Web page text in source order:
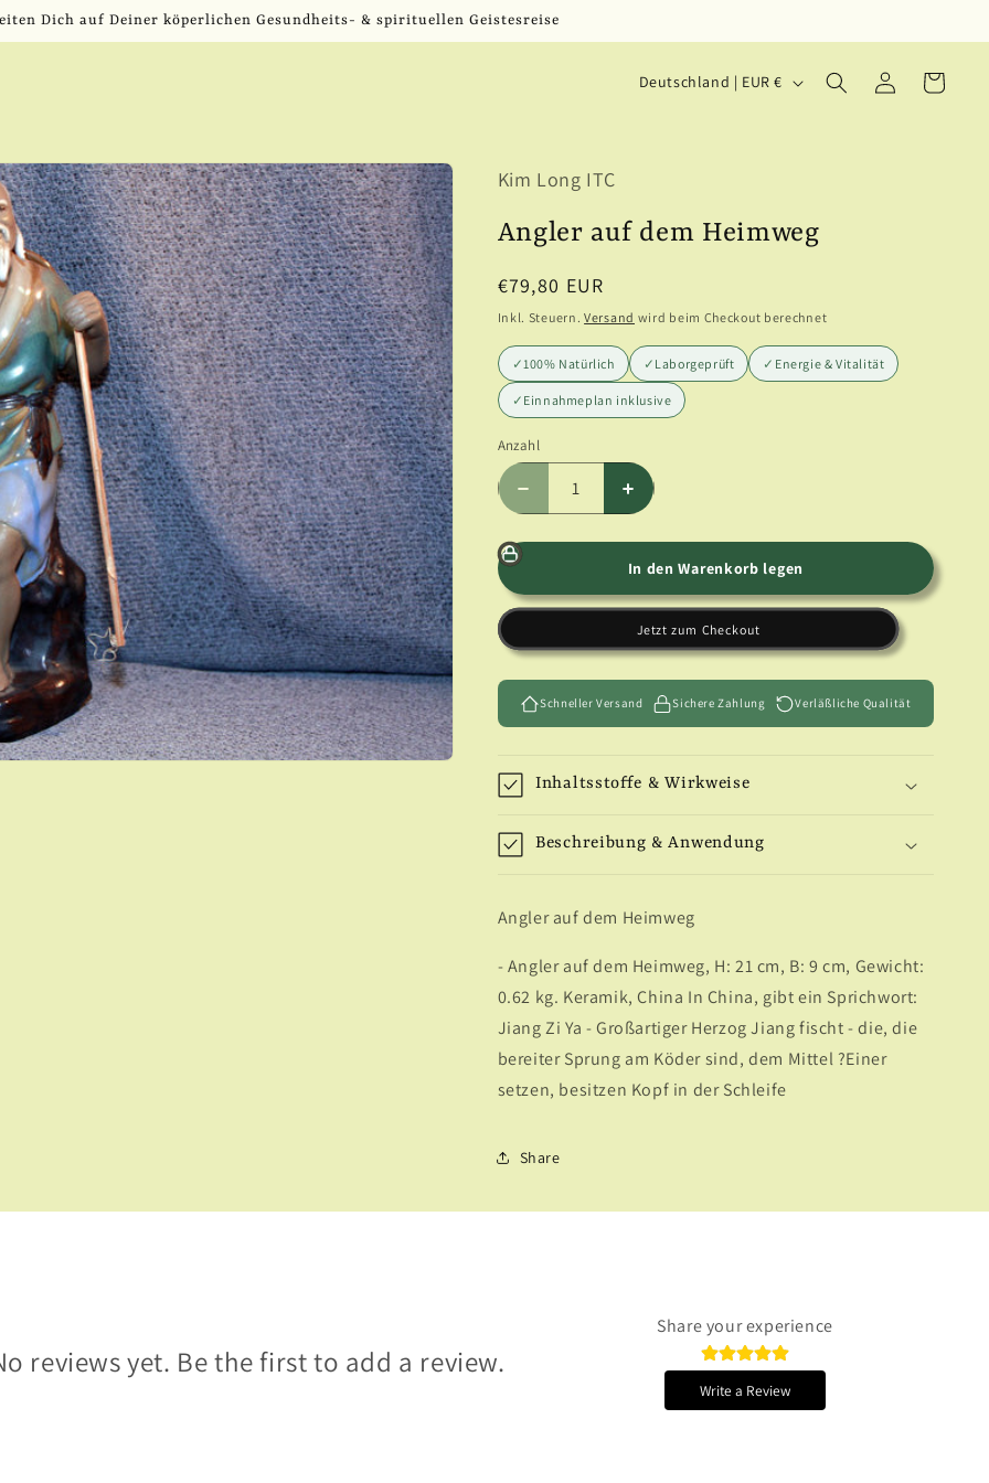
Dich auf Deiner köperlichen Gesundheits- & spirituellen Geistesreise
L
/
g
i
o
Deutschland | EUR € EinloggenWarenkorb
Kim Long ITC
Angler auf dem Heimweg
Normaler
Preis
€79,80 EUR
Inkl. Steuern.Versand wird beim Checkout berechnet
✓100% Natürlich ✓ Laborgeprüft ✓ Energie & Vitalität
✓ Einnahmeplan inklusive
Anzahl
Anzahl
Verringere
die
Menge
Angler
auf
Heimweg
Erhöhe
die
Menge
für
Angler
auf
dem
Heimweg
In den Warenkorb legen
Jetzt zum Checkout
Schneller Versand Sichere Zahlung Verläßliche Qualität
Inhaltsstoffe & Wirkweise
Beschreibung & Anwendung
Angler auf dem Heimweg
- Angler auf dem Heimweg, H: 21 cm, B: 9 cm, Gewicht:
0.62 kg. Keramik, China In China, gibt ein Sprichwort:
Jiang Zi Ya - Großartiger Herzog Jiang fischt - die, die
bereiter Sprung am Köder sind, dem Mittel ?Einer
setzen, besitzen Kopf in der Schleife
Share
reviews yet. Be the first to add a review.
Share your experience
Write a Review